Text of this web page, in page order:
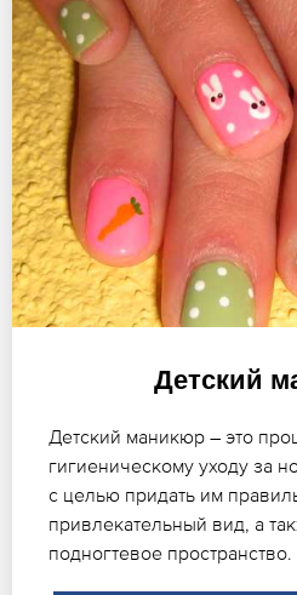
Детский
Детский маникюр – это
гигиеническому уходу за
с целью придать им
привлекательный вид, а
подногтевое пространство.